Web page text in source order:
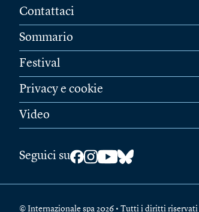
Contattaci
Sommario
Festival
Privacy e cookie
Video
Seguici su
© Internazionale spa 2026 • Tutti i diritti riservati